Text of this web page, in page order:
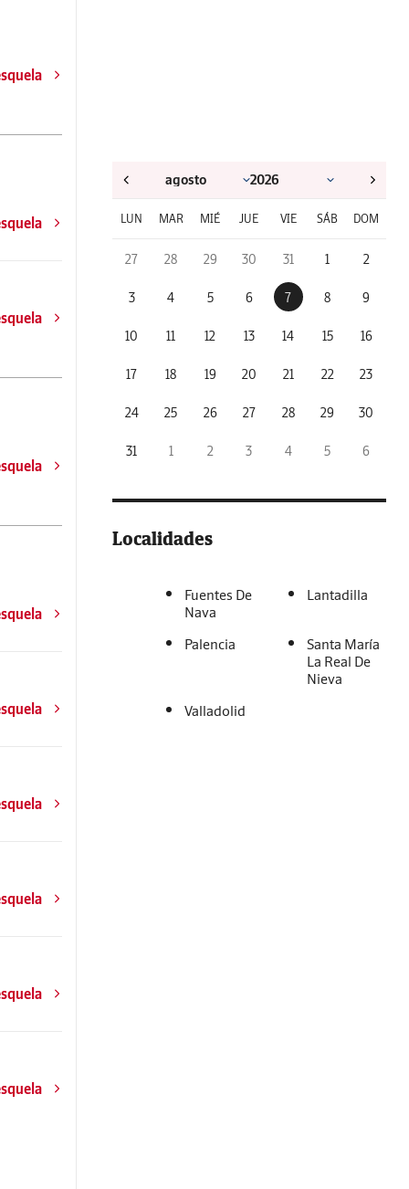
LUN MAR MIÉ JUE VIE SÁB DOM
27 28 29 30 31 1 2
3 4 5 6 7 8 9
10 11 12 13 14 15 16
17 18 19 20 21 22 23
24 25 26 27 28 29 30
31 1 2 3 4 5 6
Localidades
Fuentes De
Nava
Lantadilla
Palencia
Santa María
La Real De
Nieva
Valladolid